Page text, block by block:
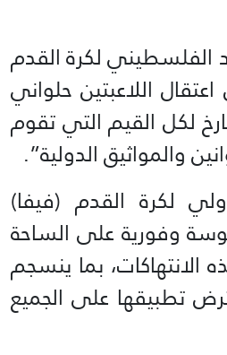
الفلسطيني لكرة القدم
اللاعبتين حلواني
لكل القيم التي تقوم
والمواثيق الدولية”.
لكرة القدم (فيفا)
وفورية على الساحة
الانتهاكات، بما ينسجم
تطبيقها على الجميع